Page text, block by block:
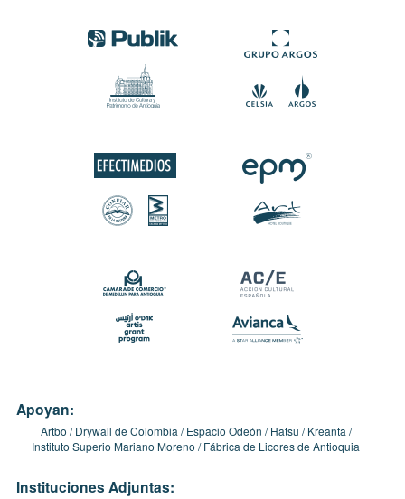
Apoyan:
Artbo Drywall de Colombia Espacio Odeón Hatsu
Kreanta
Instituto Superio Mariano Moreno
Fábrica de Licores de Antioquia
Instituciones Adjuntas: